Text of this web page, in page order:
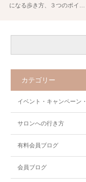
になる歩き方、３つのポイ…
カテゴリー
イベント・キャンペーン
サロンへの行き方
有料会員ブログ
会員ブログ